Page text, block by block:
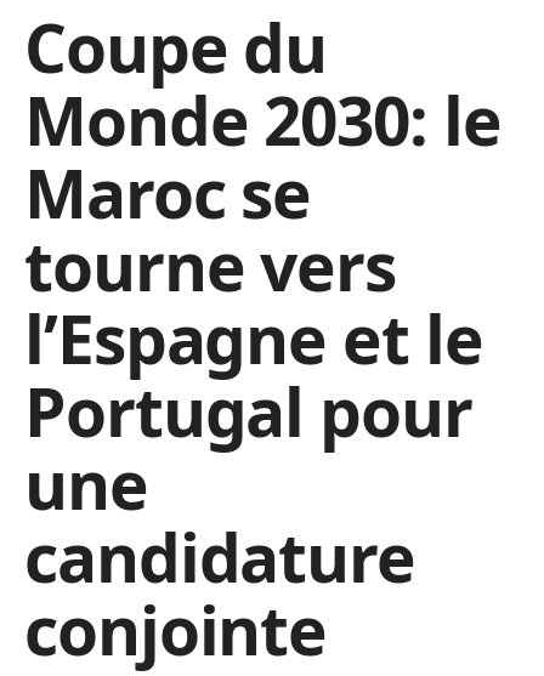
Coupe du
Monde 2030: le
Maroc se
tourne vers
l’Espagne et le
Portugal pour
une
candidature
conjointe